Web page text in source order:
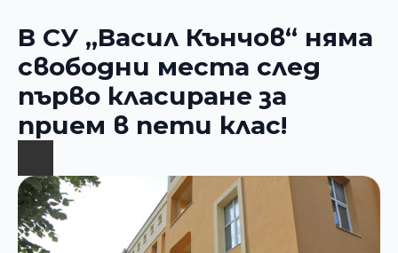
В СУ „Васил Кънчов“ няма
свободни места след
първо класиране за
прием в пети клас!